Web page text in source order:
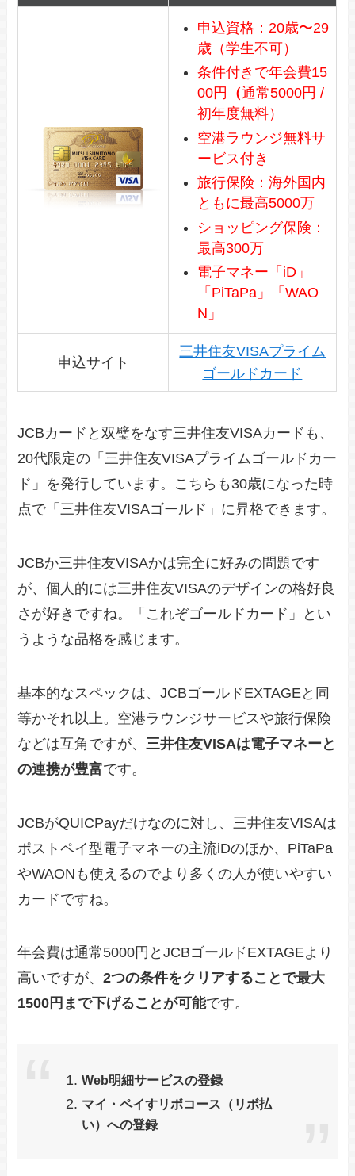
申込資格：20歳〜29
歳（学生不可）
条件付きで年会費15
00円
（通常5000円 /
初年度無料）
空港ラウンジ無料サ
ービス付き
旅行保険：海外国内
ともに最高5000万
ショッピング保険：
最高300万
電子マネー「iD」
「PiTaPa」「WAO
N」
申込サイト
三井住友VISAプライム
ゴールドカード
JCBカードと双璧をなす三井住友VISAカードも、
20代限定の「三井住友VISAプライムゴールドカー
ド」を発行しています。こちらも30歳になった時
点で「三井住友VISAゴールド」に昇格できます。
JCBか三井住友VISAかは完全に好みの問題です
が、個人的には三井住友VISAのデザインの格好良
さが好きですね。「これぞゴールドカード」とい
うような品格を感じます。
基本的なスペックは、JCBゴールドEXTAGEと同
等かそれ以上。空港ラウンジサービスや旅行保険
などは互角ですが、 三井住友VISAは電子マネーと
の連携が豊富です。
JCBがQUICPayだけなのに対し、三井住友VISAは
ポストペイ型電子マネーの主流iDのほか、PiTaPa
やWAONも使えるのでより多くの人が使いやすい
カードですね。
年会費は通常5000円とJCBゴールドEXTAGEより
高いですが、2つの条件をクリアすることで最大
1500円まで下げることが可能です。
Web明細サービスの登録
マイ・ペイすリボコース（リボ払
い）への登録